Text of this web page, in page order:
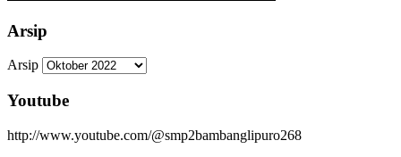
Arsip
Arsip
Youtube
http://www.youtube.com/@smp2bambanglipuro268